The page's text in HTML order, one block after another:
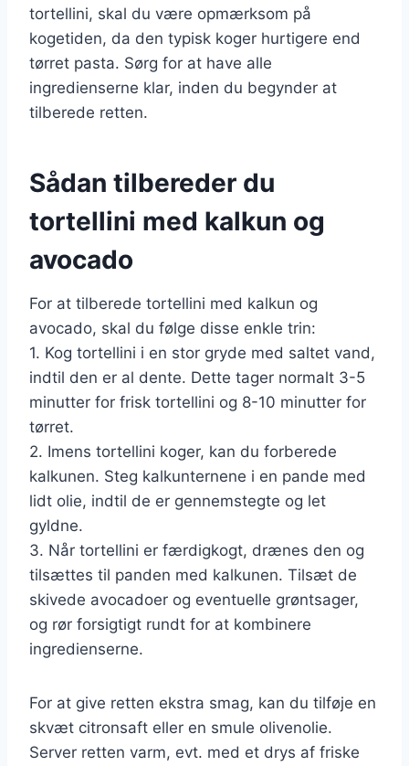
tortellini, skal du være opmærksom på
kogetiden, da den typisk koger hurtigere end
tørret pasta. Sørg for at have alle
ingredienserne klar, inden du begynder at
tilberede retten.
Sådan tilbereder du
tortellini med kalkun og
avocado
For at tilberede tortellini med kalkun og
avocado, skal du følge disse enkle trin:
1. Kog tortellini i en stor gryde med saltet vand,
indtil den er al dente. Dette tager normalt 3-5
minutter for frisk tortellini og 8-10 minutter for
tørret.
2. Imens tortellini koger, kan du forberede
kalkunen. Steg kalkunternene i en pande med
lidt olie, indtil de er gennemstegte og let
gyldne.
3. Når tortellini er færdigkogt, drænes den og
tilsættes til panden med kalkunen. Tilsæt de
skivede avocadoer og eventuelle grøntsager,
og rør forsigtigt rundt for at kombinere
ingredienserne.
For at give retten ekstra smag, kan du tilføje en
skvæt citronsaft eller en smule olivenolie.
Server retten varm, evt. med et drys af friske